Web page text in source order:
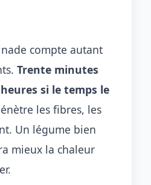
compte autant
Trente minutes
si le temps le
les fibres, les
Un légume bien
mieux la chaleur